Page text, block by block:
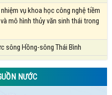
vụ khoa học công nghệ tiềm
mô hình thủy văn sinh thái trong
sông Hồng-sông Thái Bình
NƯỚC